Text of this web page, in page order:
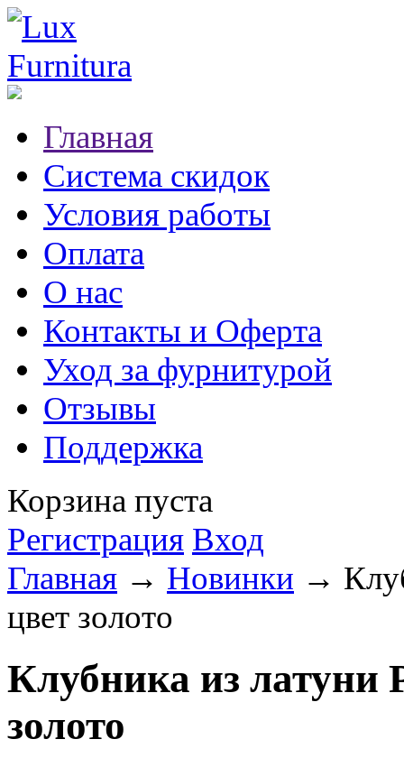
Главная
Система скидок
Условия работы
Оплата
О нас
Контакты и Оферта
Уход за фурнитурой
Отзывы
Поддержка
Корзина пуста
Регистрация Вход
Главная → Новинки →
цвет золото
Клубника из латуни
золото